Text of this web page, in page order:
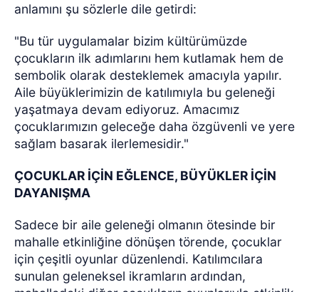
anlamını şu sözlerle dile getirdi:
"Bu tür uygulamalar bizim kültürümüzde
çocukların ilk adımlarını hem kutlamak hem de
sembolik olarak desteklemek amacıyla yapılır.
Aile büyüklerimizin de katılımıyla bu geleneği
yaşatmaya devam ediyoruz. Amacımız
çocuklarımızın geleceğe daha özgüvenli ve yere
sağlam basarak ilerlemesidir."
ÇOCUKLAR İÇİN EĞLENCE, BÜYÜKLER İÇİN
DAYANIŞMA
Sadece bir aile geleneği olmanın ötesinde bir
mahalle etkinliğine dönüşen törende, çocuklar
için çeşitli oyunlar düzenlendi. Katılımcılara
sunulan geleneksel ikramların ardından,